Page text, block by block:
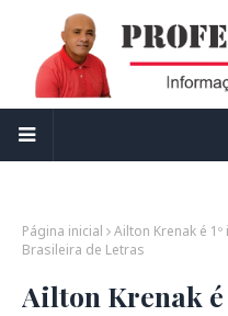
Página inicial
Ailton Krenak é
Brasileira de Letras
Ailton Krenak